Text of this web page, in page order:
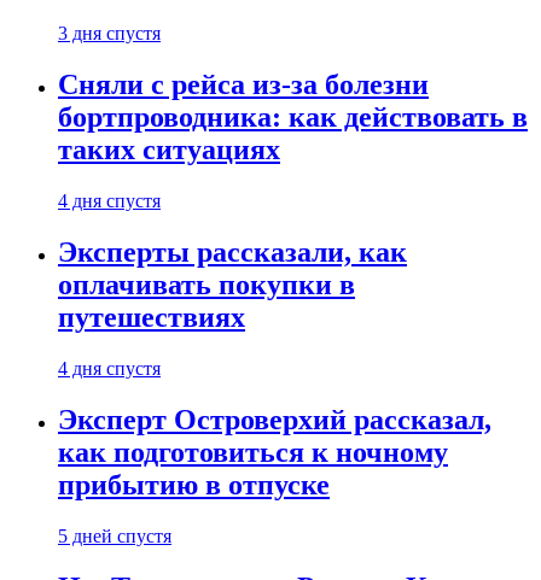
3 дня спустя
Сняли с рейса из-за болезни
бортпроводника: как действовать в
таких ситуациях
4 дня спустя
Эксперты рассказали, как
оплачивать покупки в
путешествиях
4 дня спустя
Эксперт Островерхий рассказал,
как подготовиться к ночному
прибытию в отпуске
5 дней спустя